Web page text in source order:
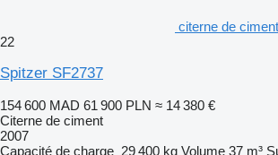
citerne de
22
Spitzer SF2737
154 600 MAD 61 900 PLN ≈ 14 380 €
Citerne de ciment
2007
Capacité de charge 29 400 kg Volume 37 m³